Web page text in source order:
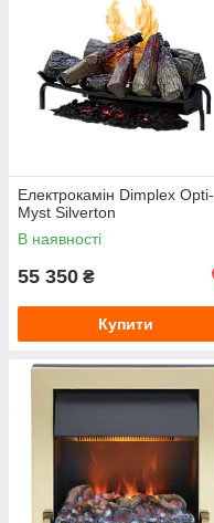
Електрокамін Dimplex Opti-
Myst Silverton
В наявності
55 350 ₴
Купити